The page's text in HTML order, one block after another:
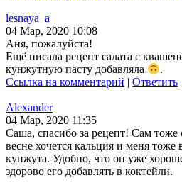
lesnaya_a
04 Мар, 2020 10:08
Аня, пожалуйста!
Ещё писала рецепт салата с
кунжутную пасту добавляла
.
Ссылка на комментарий | Ответить
Alexander
04 Мар, 2020 11:35
Саша, спасибо за рецепт! Сам
весне хочется кальция и меня тоже
кунжута. Удобно, что он уже
здорово его добавлять в коктейли.